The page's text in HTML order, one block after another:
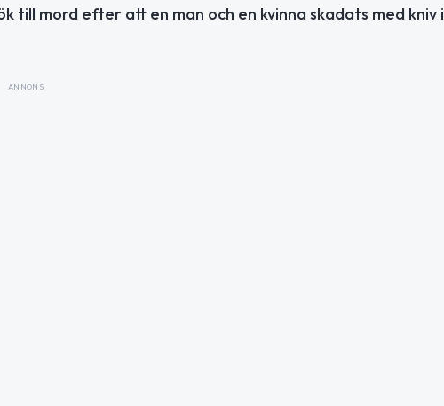
till mord efter att en man och en kvinna skadats med kniv i
ANNONS